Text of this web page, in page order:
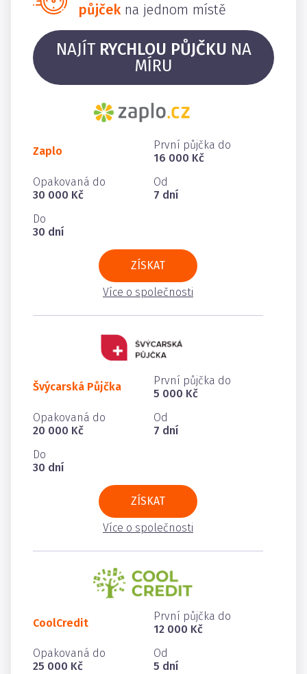
půjčekna jednom místě
NAJÍT RYCHLOU PŮJČKU NA
MÍRU
Zaplo
První půjčka do
16 000 Kč
Opakovaná do
30 000 Kč
Od
7 dní
Do
30 dní
ZÍSKAT
Více o společnosti
Švýcarská Půjčka
První půjčka do
5 000 Kč
Opakovaná do
20 000 Kč
Od
7 dní
Do
30 dní
ZÍSKAT
Více o společnosti
CoolCredit
První půjčka do
12 000 Kč
Opakovaná do
25 000 Kč
Od
5 dní